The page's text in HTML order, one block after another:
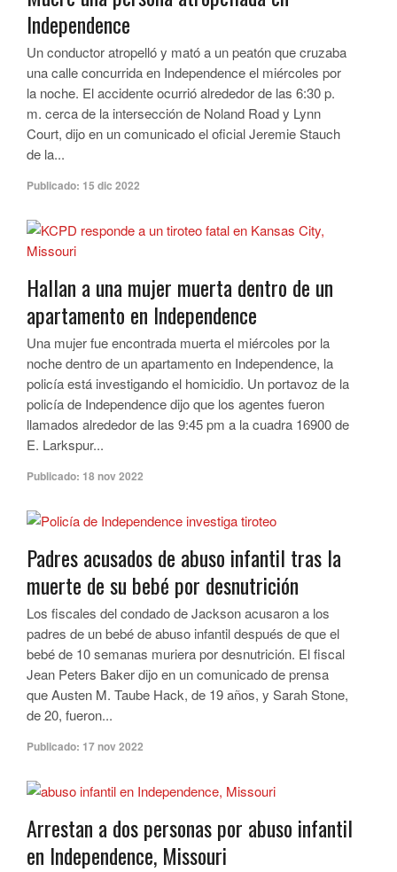
Independence
Un conductor atropelló y mató a un peatón que cruzaba
una calle concurrida en Independence el miércoles por
la noche. El accidente ocurrió alrededor de las 6:30 p.
m. cerca de la intersección de Noland Road y Lynn
Court, dijo en un comunicado el oficial Jeremie Stauch
de la...
Publicado: 15 dic 2022
Hallan a una mujer muerta dentro de un
apartamento en Independence
Una mujer fue encontrada muerta el miércoles por la
noche dentro de un apartamento en Independence, la
policía está investigando el homicidio. Un portavoz de la
policía de Independence dijo que los agentes fueron
llamados alrededor de las 9:45 pm a la cuadra 16900 de
E. Larkspur...
Publicado: 18 nov 2022
Padres acusados de abuso infantil tras la
muerte de su bebé por desnutrición
Los fiscales del condado de Jackson acusaron a los
padres de un bebé de abuso infantil después de que el
bebé de 10 semanas muriera por desnutrición. El fiscal
Jean Peters Baker dijo en un comunicado de prensa
que Austen M. Taube Hack, de 19 años, y Sarah Stone,
de 20, fueron...
Publicado: 17 nov 2022
Arrestan a dos personas por abuso infantil
en Independence, Missouri